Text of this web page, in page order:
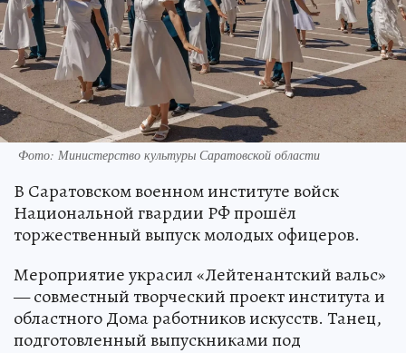
Фото: Министерство культуры Саратовской области
В Саратовском военном институте войск
Национальной гвардии РФ прошёл
торжественный выпуск молодых офицеров.
Мероприятие украсил «Лейтенантский вальс»
— совместный творческий проект института и
областного Дома работников искусств. Танец,
подготовленный выпускниками под